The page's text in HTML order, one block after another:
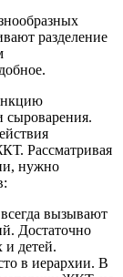
разделение
сыроварения.
Рассматривая
нужно
вызывают
Достаточно
и детей.
в иерархии. В